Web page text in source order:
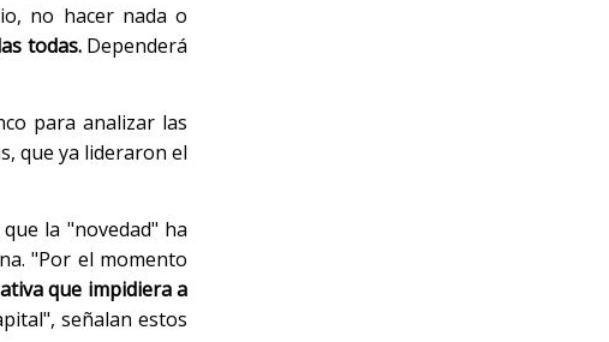
no hacer nada o
todas.Dependerá
para analizar las
que ya lideraron el
la "novedad" ha
"Por el momento
que impidiera a
señalan estos